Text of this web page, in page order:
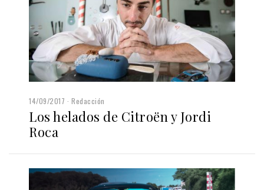
14/09/2017 Redacción
Los helados de Citroën y Jordi
Roca